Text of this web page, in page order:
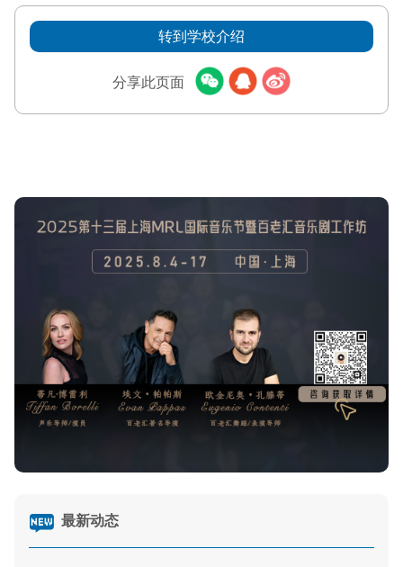
转到学校介绍
分享此页面
最新动态